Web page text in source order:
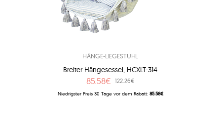
HÄNGE-LIEGESTUHL
Breiter Hängesessel, HCXLT-314
85.58€ 122.26€
Niedrigster Preis 30 Tage vor dem Rabatt: 85.58€